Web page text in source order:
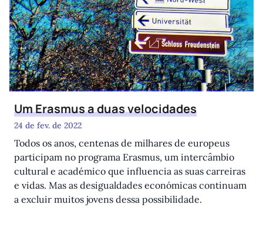
Um Erasmus a duas velocidades
24 de fev. de 2022
Todos os anos, centenas de milhares de europeus
participam no programa Erasmus, um intercâmbio
cultural e académico que influencia as suas carreiras
e vidas. Mas as desigualdades económicas continuam
a excluir muitos jovens dessa possibilidade.